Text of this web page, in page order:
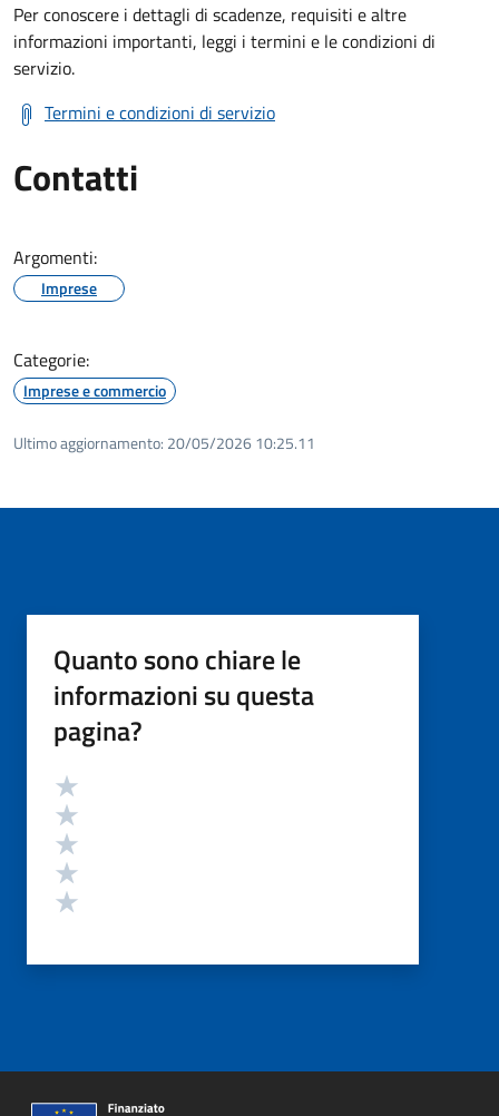
Per conoscere i dettagli di scadenze, requisiti e altre
informazioni importanti, leggi i termini e le condizioni di
servizio.
Termini e condizioni di servizio
Contatti
Argomenti:
Imprese
Categorie:
Imprese e commercio
Ultimo aggiornamento: 20/05/2026 10:25.11
Quanto sono chiare le
informazioni su questa
pagina?
Valutazione